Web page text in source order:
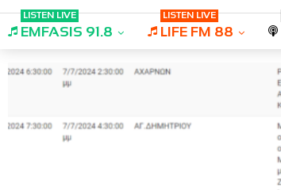
EMFASIS 91.8
LISTEN LIVE
LIFE FM 88
LISTEN LIVE